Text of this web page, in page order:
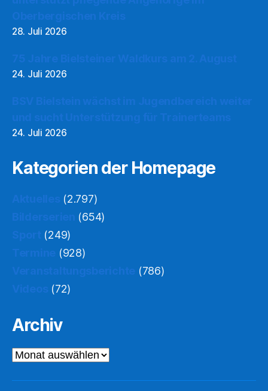
28. Juli 2026
24. Juli 2026
24. Juli 2026
Kategorien der Homepage
(2.797)
(654)
(249)
(928)
(786)
(72)
Archiv
Archiv